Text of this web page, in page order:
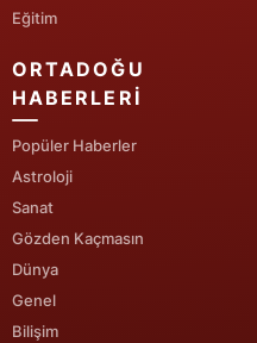
Eğitim
ORTADOĞU
HABERLERI
Popüler Haberler
Astroloji
Sanat
Gözden Kaçmasın
Dünya
Genel
Bilişim